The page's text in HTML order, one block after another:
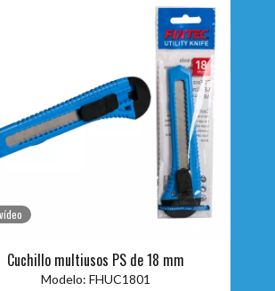
vídeo
Cuchillo multiusos PS de 18 mm
Modelo: FHUC1801